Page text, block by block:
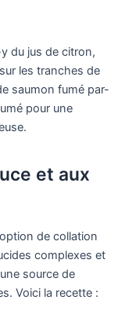
du jus de citron,
les tranches de
saumon fumé par-
pour une
et aux
de collation
complexes et
source de
Voici la recette :